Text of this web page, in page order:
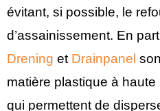
évitant, si possible, le
d’assainissement. En
Drening et Drainpanel
matière plastique à
qui permettent de